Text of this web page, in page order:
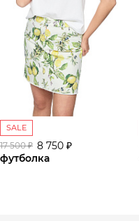
SALE
17 500 ₽ 8 750 ₽
футболка